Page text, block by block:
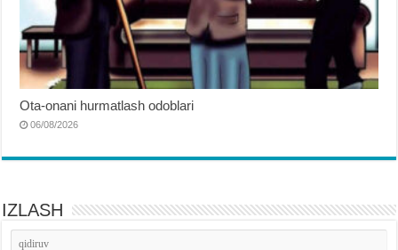
Ota-onani hurmatlash odoblari
06/08/2026
IZLASH